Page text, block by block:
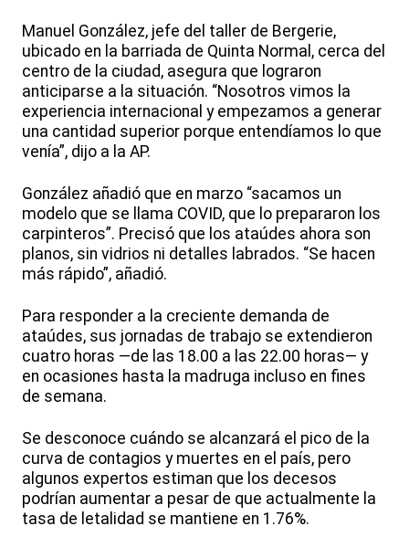
Manuel González, jefe del taller de Bergerie,
ubicado en la barriada de Quinta Normal, cerca del
centro de la ciudad, asegura que lograron
anticiparse a la situación. “Nosotros vimos la
experiencia internacional y empezamos a generar
una cantidad superior porque entendíamos lo que
venía”, dijo a la AP.
González añadió que en marzo “sacamos un
modelo que se llama COVID, que lo prepararon los
carpinteros”. Precisó que los ataúdes ahora son
planos, sin vidrios ni detalles labrados. “Se hacen
más rápido”, añadió.
Para responder a la creciente demanda de
ataúdes, sus jornadas de trabajo se extendieron
cuatro horas —de las 18.00 a las 22.00 horas— y
en ocasiones hasta la madruga incluso en fines
de semana.
Se desconoce cuándo se alcanzará el pico de la
curva de contagios y muertes en el país, pero
algunos expertos estiman que los decesos
podrían aumentar a pesar de que actualmente la
tasa de letalidad se mantiene en 1.76%.